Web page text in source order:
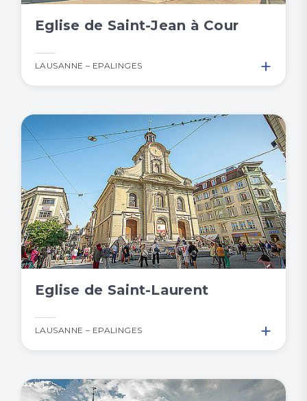
Eglise de Saint-Jean à Cour
LAUSANNE – EPALINGES +
Eglise de Saint-Laurent
LAUSANNE – EPALINGES +